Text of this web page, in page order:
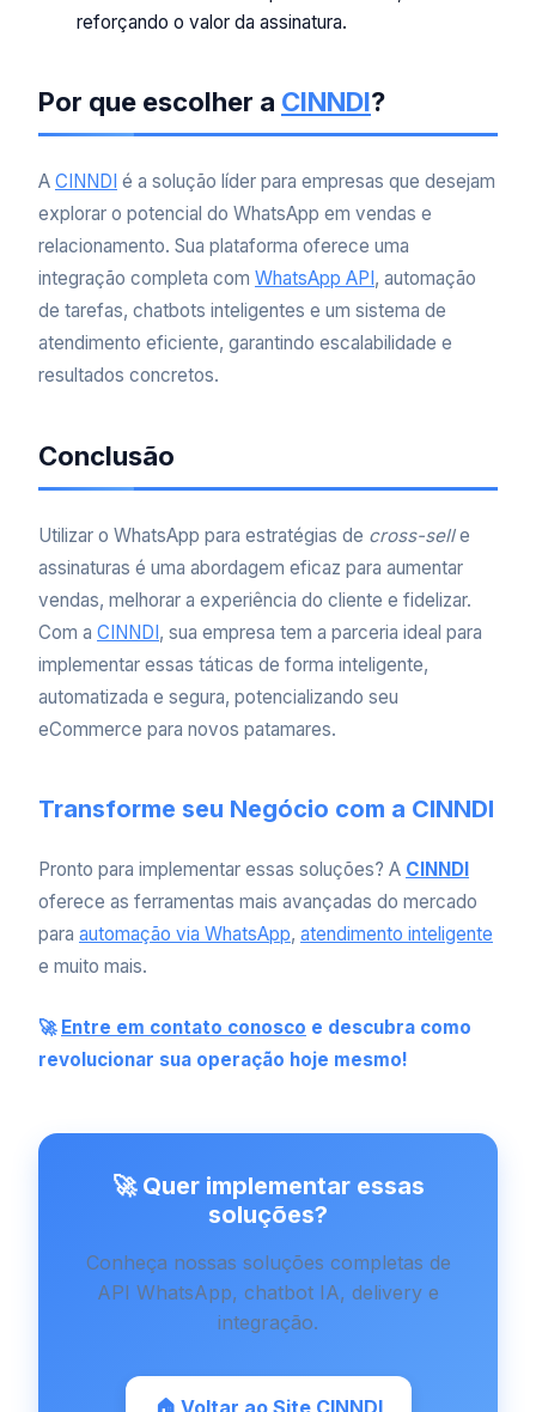
reforçando o valor da assinatura.
Por que escolher a CINNDI?
A CINNDI é a solução líder para empresas que desejam
explorar o potencial do WhatsApp em vendas e
relacionamento. Sua plataforma oferece uma
integração completa com WhatsApp API, automação
de tarefas, chatbots inteligentes e um sistema de
atendimento eficiente, garantindo escalabilidade e
resultados concretos.
Conclusão
Utilizar o WhatsApp para estratégias de cross-selle
assinaturas é uma abordagem eficaz para aumentar
vendas, melhorar a experiência do cliente e fidelizar.
Com a CINNDI, sua empresa tem a parceria ideal para
implementar essas táticas de forma inteligente,
automatizada e segura, potencializando seu
eCommerce para novos patamares.
Transforme seu Negócio com a CINNDI
Pronto para implementar essas soluções? A CINNDI
oferece as ferramentas mais avançadas do mercado
para automação via WhatsApp, atendimento inteligente
e muito mais.
🚀 Entre em contato conosco e descubra como
revolucionar sua operação hoje mesmo!
🚀 Quer implementar essas
soluções?
Conheça nossas soluções completas de
API WhatsApp, chatbot IA, delivery e
integração.
🏠 Voltar ao Site CINNDI